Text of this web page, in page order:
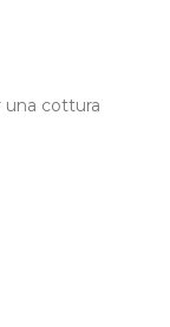
cottura